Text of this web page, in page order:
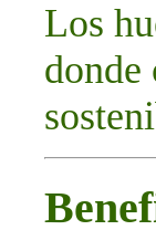
Los
donde